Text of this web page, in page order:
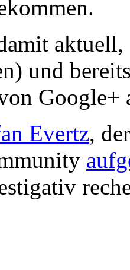
und
Google+
Evertz,